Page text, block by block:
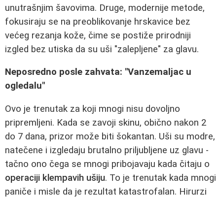
unutrašnjim šavovima. Druge, modernije metode,
fokusiraju se na preoblikovanje hrskavice bez
većeg rezanja kože, čime se postiže prirodniji
izgled bez utiska da su uši "zalepljene" za glavu.
Neposredno posle zahvata: "Vanzemaljac u
ogledalu"
Ovo je trenutak za koji mnogi nisu dovoljno
pripremljeni. Kada se zavoji skinu, obično nakon 2
do 7 dana, prizor može biti šokantan. Uši su modre,
natečene i izgledaju brutalno priljubljene uz glavu -
tačno ono čega se mnogi pribojavaju kada čitaju o
operaciji klempavih ušiju. To je trenutak kada mnogi
paniče i misle da je rezultat katastrofalan. Hirurzi